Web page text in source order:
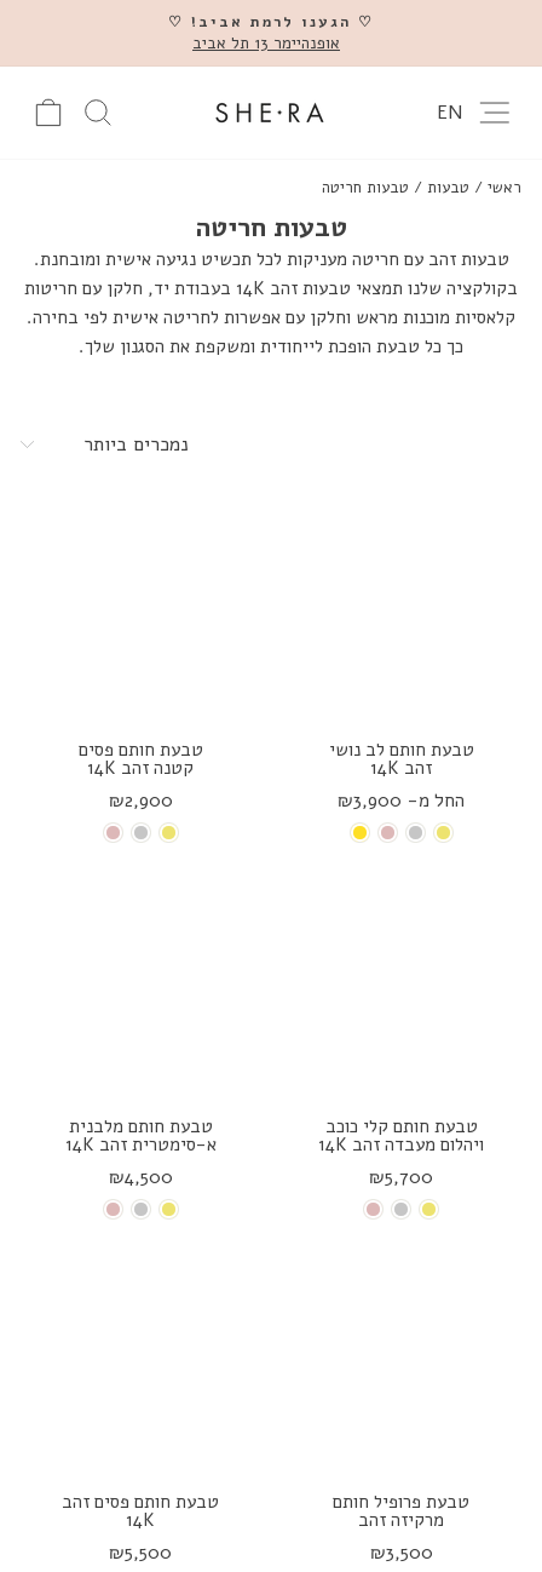
השהה
♡ הגענו לרמת אביב! ♡
אופנהיימר 13 תל אביב
ניווט באתר
EN חיפוש
ראשי / טבעות / טבעות חריטה
טבעות חריטה
טבעות זהב עם חריטה מעניקות לכל תכשיט נגיעה אישית ומובחנת.
בקולקציה שלנו תמצאי טבעות זהב 14K בעבודת יד, חלקן עם חריטות
קלאסיות מוכנות מראש וחלקן עם אפשרות לחריטה אישית לפי בחירה.
כך כל טבעת הופכת לייחודית ומשקפת את הסגנון שלך.
לפי
טבעת חותם לב נושי
זהב 14K
החל מ- ₪3,900
טבעת חותם פסים
קטנה זהב 14K
₪2,900
טבעת חותם קלי כוכב
ויהלום מעבדה זהב 14K
₪5,700
טבעת חותם מלבנית
א-סימטרית זהב 14K
₪4,500
טבעת פרופיל חותם
מרקיזה זהב
₪3,500
טבעת חותם פסים זהב
14K
₪5,500